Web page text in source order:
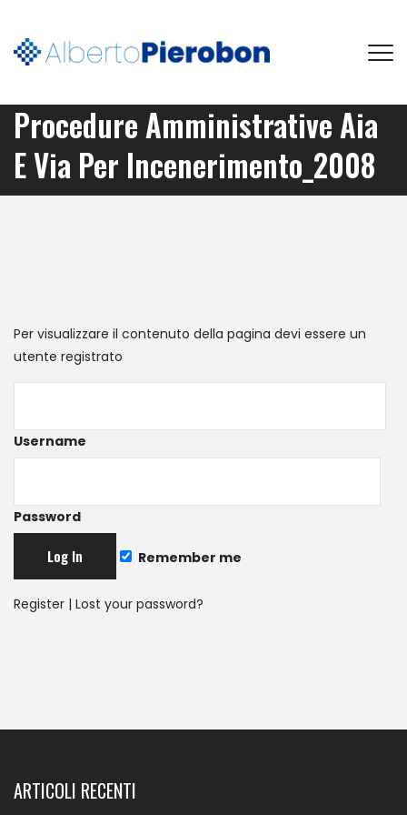
Procedure Amministrative Aia
E Via Per Incenerimento_2008
Per visualizzare il contenuto della pagina devi essere un
utente registrato
Username
Password
Remember me
Register | Lost your password?
ARTICOLI RECENTI